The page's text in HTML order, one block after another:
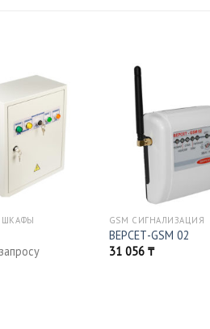
GSM СИГНАЛИЗАЦИЯ
ВЕРСЕТ-GSM 02
31 056 ₸